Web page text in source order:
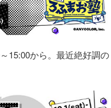
15:00から。最近絶好調の